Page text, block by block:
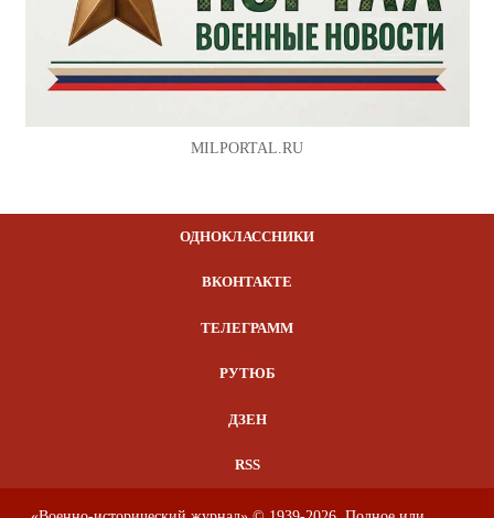
MILPORTAL.RU
ОДНОКЛАССНИКИ
ВКОНТАКТЕ
ТЕЛЕГРАММ
РУТЮБ
ДЗЕН
RSS